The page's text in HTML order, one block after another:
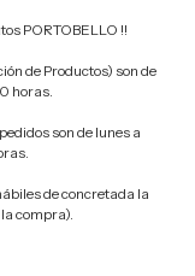
PORTOBELLO !!
de Productos) son de
horas.
son de lunes a
de concretada la
compra).